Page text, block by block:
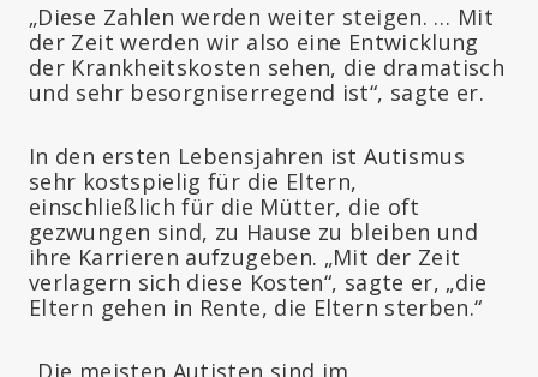
„Diese Zahlen werden weiter steigen. … Mit
der Zeit werden wir also eine Entwicklung
der Krankheitskosten sehen, die dramatisch
und sehr besorgniserregend ist“, sagte er.
In den ersten Lebensjahren ist Autismus
sehr kostspielig für die Eltern,
einschließlich für die Mütter, die oft
gezwungen sind, zu Hause zu bleiben und
ihre Karrieren aufzugeben. „Mit der Zeit
verlagern sich diese Kosten“, sagte er, „die
Eltern gehen in Rente, die Eltern sterben.“
„Die meisten Autisten sind im